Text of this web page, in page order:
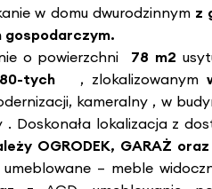
w domu dwurodzinnym z
gospodarczym.
o powierzchni 78 m2
tych , zlokalizowanym
kameralny , w
. Doskonała lokalizacja z
OGRODEK, GARAŻ
umeblowane – meble